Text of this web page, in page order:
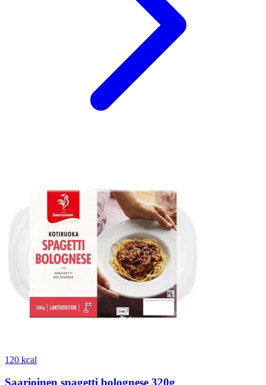
120 kcal
Saarioinen spagetti bolognese 320g